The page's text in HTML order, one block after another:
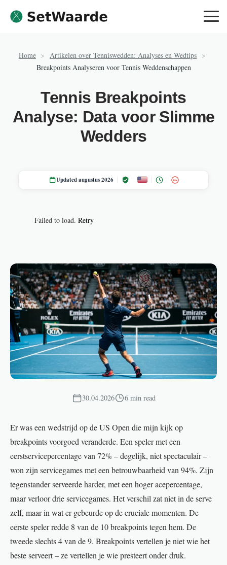
Home > Artikelen over Tenniswedden: Analyses en Wedtips >
Breakpoints Analyseren voor Tennis Weddenschappen
Tennis Breakpoints
Analyse: Data voor Slimme
Wedders
Updated augustus 2026 18+
Failed to load. Retry
30.04.2026 6 min read
Er was een wedstrijd op de US Open die mijn kijk op
breakpoints voorgoed veranderde. Een speler met een
eerstservicepercentage van 72% – degelijk, niet spectaculair –
won zijn servicegames met een betrouwbaarheid van 94%. Zijn
tegenstander serveerde harder, met een hoger acepercentage,
maar verloor drie servicegames. Het verschil zat niet in de serve
zelf, maar in wat er gebeurde op de cruciale momenten. De
eerste speler redde 8 van de 10 breakpoints tegen hem. De
tweede slechts 4 van de 9. Breakpoints vertellen je niet wie het
beste serveert – ze vertellen je wie presteert onder druk.